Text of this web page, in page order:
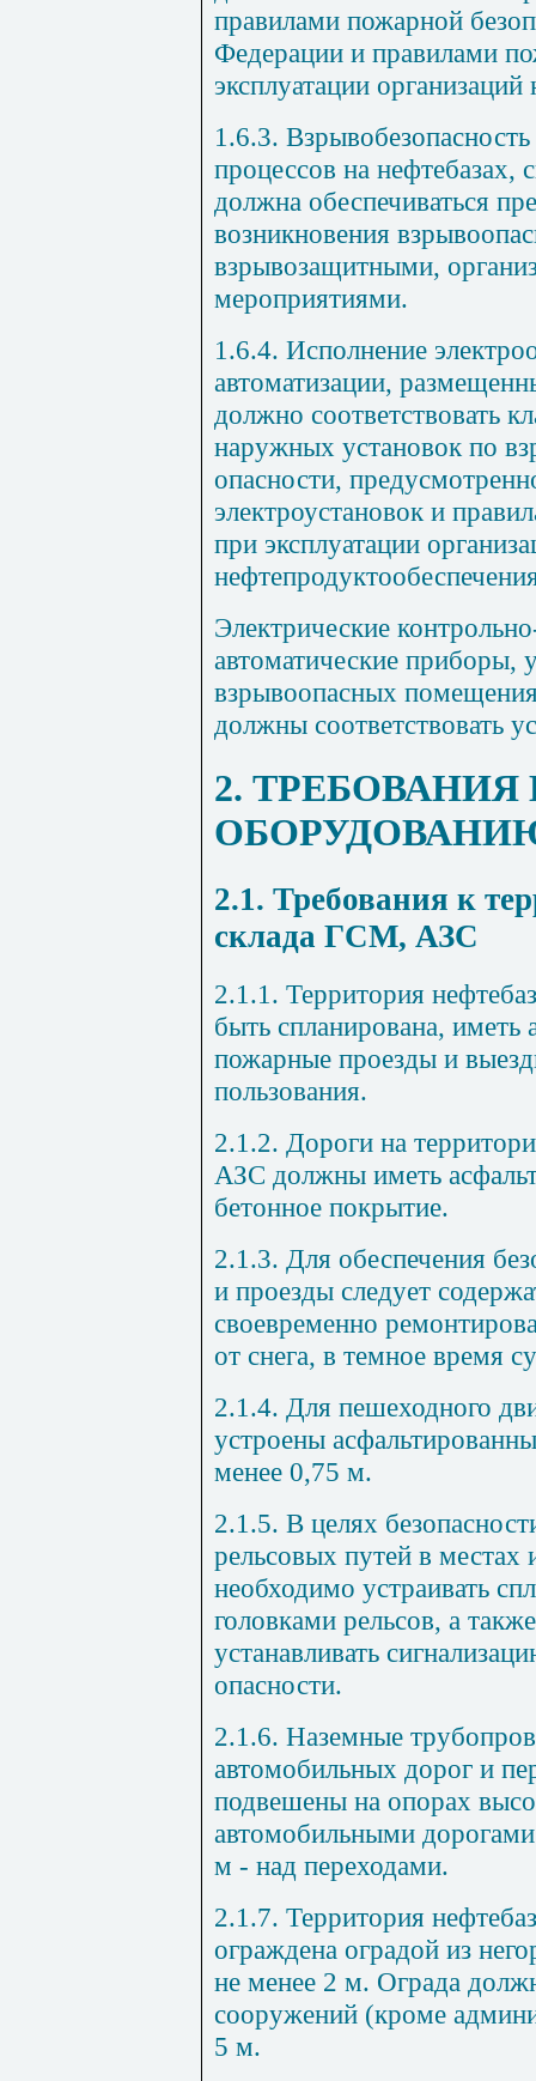
правилами пожарной
Федерации и правилами
эксплуатации
1.6.3.
процессов на
должна обеспечиваться
возникновения
взрывозащитными,
мероприятиями.
1.6.4. Исполнение
автоматизации,
должно соответствовать
наружных установок по
опасности,
электроустановок и
при эксплуатации
Электрические
автоматические приборы,
взрывоопасных
должны соответствовать
2.
2.1. Требования к
склада ГСМ, АЗС
2.1.1. Территория
быть спланирована,
пожарные проезды и
пользования.
2.1.2. Дороги на
АЗС должны иметь
бетонное покрытие.
2.1.3. Для обеспечения
и проезды следует
своевременно
от снега, в темное время
2.1.4. Для пешеходного
устроены
менее 0,75 м.
2.1.5. В целях
рельсовых путей в местах
необходимо устраивать
головками рельсов, а
устанавливать
опасности.
2.1.6. Наземные
автомобильных дорог и
подвешены на опорах
автомобильными
м - над переходами.
2.1.7. Территория
ограждена оградой из
не менее 2 м. Ограда
сооружений (кроме
5 м.